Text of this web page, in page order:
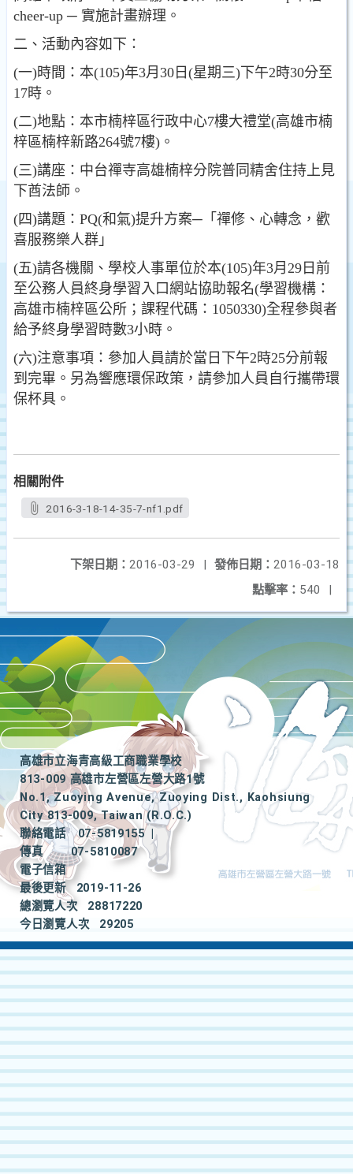
cheer-up ─ 實施計畫辦理。
二、活動內容如下：
(一)時間：本(105)年3月30日(星期三)下午2時30分至
17時。
(二)地點：本市楠梓區行政中心7樓大禮堂(高雄市楠
梓區楠梓新路264號7樓)。
(三)講座：中台禪寺高雄楠梓分院普同精舍住持上見
下酋法師。
(四)講題：PQ(和氣)提升方案─「禪修、心轉念，歡
喜服務樂人群」
(五)請各機關、學校人事單位於本(105)年3月29日前
至公務人員終身學習入口網站協助報名(學習機構：
高雄市楠梓區公所；課程代碼：1050330)全程參與者
給予終身學習時數3小時。
(六)注意事項：參加人員請於當日下午2時25分前報
到完畢。另為響應環保政策，請參加人員自行攜帶環
保杯具。
相關附件
2016-3-18-14-35-7-nf1.pdf
發佈日期： 2016-03-18
下架日期： 2016-03-29
|
點擊率： 540 |
高雄市立海青高級工商職業學校
813-009 高雄市左營區左營大路1號
No.1, Zuoying Avenue, Zuoying Dist., Kaohsiung
City 813-009, Taiwan (R.O.C.)
聯絡電話
07-5819155
|
傳真
07-5810087
電子信箱
最後更新
2019-11-26
總瀏覽人次
28817220
今日瀏覽人次
29205